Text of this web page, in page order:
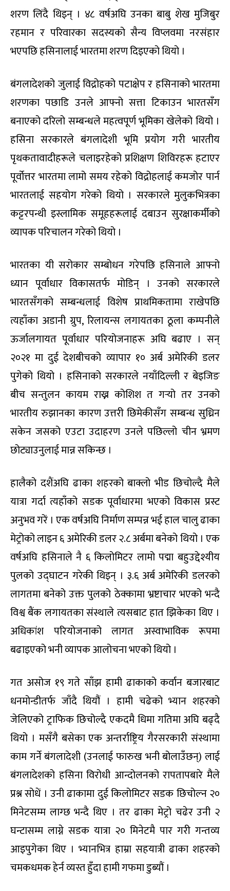
शरण लिंदै थिइन् । ४८ वर्षअघि उनका बाबु शेख मुजिबुर
रहमान र परिवारका सदस्यको सैन्य विप्लवमा नरसंहार
भएपछि हसिनालाई भारतमा शरण दिइएको थियो ।
बंगलादेशको जुलाई विद्रोहको पटाक्षेप र हसिनाको भारतमा
शरणका पछाडि उनले आफ्नो सत्ता टिकाउन भारतसँग
बनाएको दरिलो सम्बन्धले महत्वपूर्ण भूमिका खेलेको थियो ।
हसिना सरकारले बंगलादेशी भूमि प्रयोग गरी भारतीय
पृथकतावादीहरूले चलाइरहेको प्रशिक्षण शिविरहरू हटाएर
पूर्वोत्तर भारतमा लामो समय रहेको विद्रोहलाई कमजोर पार्न
भारतलाई सहयोग गरेको थियो । सरकारले मुलुकभित्रका
कट्टरपन्थी इस्लामिक समूहहरूलाई दबाउन सुरक्षाकर्मीको
व्यापक परिचालन गरेको थियो ।
भारतका यी सरोकार सम्बोधन गरेपछि हसिनाले आफ्नो
ध्यान पूर्वाधार विकासतर्फ मोडिन् । उनको सरकारले
भारतसँगको सम्बन्धलाई विशेष प्राथमिकतामा राखेपछि
त्यहाँका अडानी ग्रुप, रिलायन्स लगायतका ठूला कम्पनीले
ऊर्जालगायत पूर्वाधार परियोजनाहरू अघि बढाए । सन्
२०२१ मा दुई देशबीचको व्यापार १० अर्ब अमेरिकी डलर
पुगेको थियो । हसिनाको सरकारले नयाँदिल्ली र बेइजिङ
बीच सन्तुलन कायम राख्न कोशिश त गर्‍यो तर उनको
भारतीय रुझानका कारण उत्तरी छिमेकीसँग सम्बन्ध सुध्रिन
सकेन जसको एउटा उदाहरण उनले पछिल्लो चीन भ्रमण
छोट्याउनुलाई मान्न सकिन्छ ।
हालैको दशैंअघि ढाका शहरको बाक्लो भीड छिचोल्दै मैले
यात्रा गर्दा त्यहाँको सडक पूर्वाधारमा भएको विकास प्रस्ट
अनुभव गरें । एक वर्षअघि निर्माण सम्पन्न भई हाल चालु ढाका
मेट्रोको लाइन ६ अमेरिकी डलर २.८ अर्बमा बनेको थियो । एक
वर्षअघि हसिनाले नै ६ किलोमिटर लामो पद्मा बहुउद्देश्यीय
पुलको उद्घाटन गरेकी थिइन् । ३.६ अर्ब अमेरिकी डलरको
लागतमा बनेको उक्त पुलको ठेक्कामा भ्रष्टाचार भएको भन्दै
विश्व बैंक लगायतका संस्थाले त्यसबाट हात झिकेका थिए ।
अधिकांश परियोजनाको लागत अस्वाभाविक रूपमा
बढाइएको भनी व्यापक आलोचना भएको थियो ।
गत असोज १९ गते साँझ हामी ढाकाको कर्वान बजारबाट
धनमोन्डीतर्फ जाँदै थियौं । हामी चढेको भ्यान शहरको
जेलिएको ट्राफिक छिचोल्दै एकदमै धिमा गतिमा अघि बढ्दै
थियो । मसँगै बसेका एक अन्तर्राष्ट्रिय गैरसरकारी संस्थामा
काम गर्ने बंगलादेशी (उनलाई फारुख भनी बोलाउँछन्) लाई
बंगलादेशको हसिना विरोधी आन्दोलनको रापतापबारे मैले
प्रश्न सोधें । उनी ढाकामा दुई किलोमिटर सडक छिचोल्न २०
मिनेटसम्म लाग्छ भन्दै थिए । तर ढाका मेट्रो चढेर उनी २
घन्टासम्म लाग्ने सडक यात्रा २० मिनेटमै पार गरी गन्तव्य
आइपुगेका थिए । भ्यानभित्र हाम्रा सहयात्री ढाका शहरको
चमकधमक हेर्न व्यस्त हुँदा हामी गफमा डुब्यौं ।